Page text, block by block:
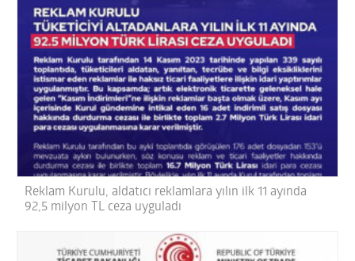
Reklam Kurulu, aldatıcı reklamlara yılın ilk 11 ayında
92,5 milyon TL ceza uyguladı